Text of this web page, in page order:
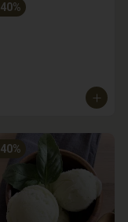
40%
40%